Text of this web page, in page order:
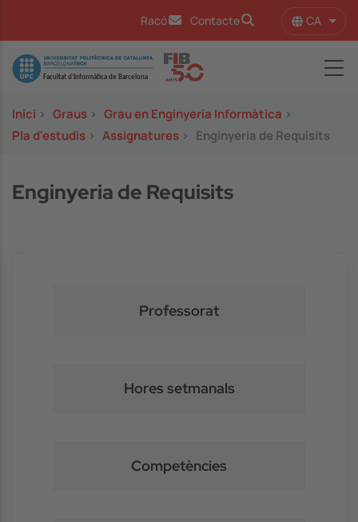
Racó Contacte CA
Image
Inici > Graus > Grau en Enginyeria Informàtica >
Pla d'estudis > Assignatures > Enginyeria de Requisits
Enginyeria de Requisits
Professorat
Hores setmanals
Competències